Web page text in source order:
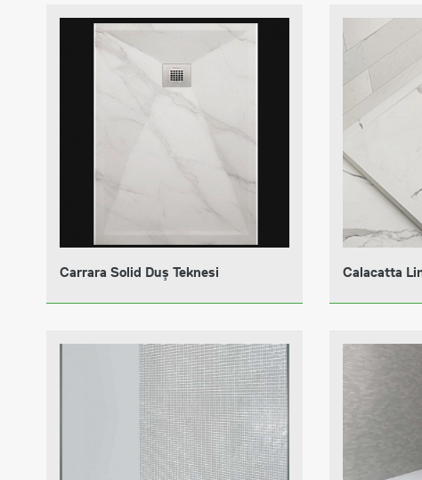
Carrara Solid Duş Teknesi Calacatta